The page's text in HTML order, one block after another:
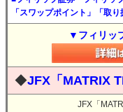
「スワップポイント」「取
▼フィリッ
◆JFX「MATRIX
JFX「